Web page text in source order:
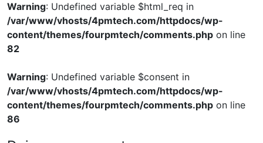
Warning: Undefined variable $html_req in
/var/www/vhosts/4pmtech.com/httpdocs/wp-
content/themes/fourpmtech/comments.php on line
82
Warning: Undefined variable $consent in
/var/www/vhosts/4pmtech.com/httpdocs/wp-
content/themes/fourpmtech/comments.php on line
86